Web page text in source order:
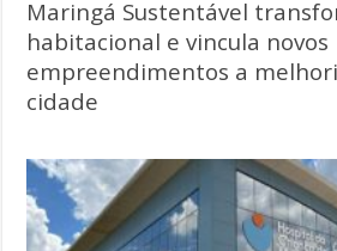
Maringá Sustentável
habitacional e vincula novos
empreendimentos a
cidade